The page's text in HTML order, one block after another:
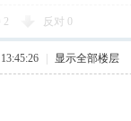
2 反对 0
显示全部楼层